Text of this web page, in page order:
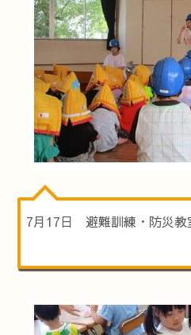
7月17日 避難訓練・防災教